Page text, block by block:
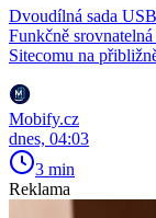
Dvoudílná sada
Funkčně
Sitecomu na
Mobify.cz
dnes, 04:03
3 min
Reklama